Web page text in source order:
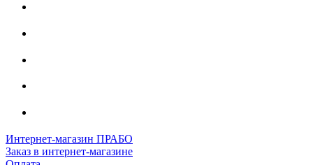
Интернет-магазин ПРАБО
Заказ в интернет-магазине